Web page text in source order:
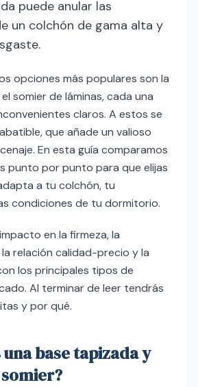
puede anular las
un colchón de gama alta y
opciones más populares son la
somier de láminas, cada una
claros. A estos se
que añade un valioso
En esta guía comparamos
punto por punto para que elijas
a tu colchón, tu
condiciones de tu dormitorio.
en la firmeza, la
relación calidad-precio y la
los principales tipos de
Al terminar de leer tendrás
y por qué.
una base tapizada y